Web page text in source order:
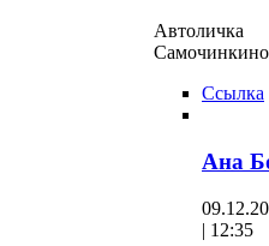
Автоличка
Самочинкино
Ссылка
Ана
| 12:35